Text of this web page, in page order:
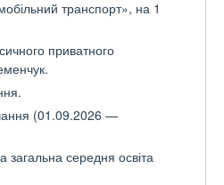
транспорт», на 1
приватного
(01.09.2026 —
загальна середня освіта